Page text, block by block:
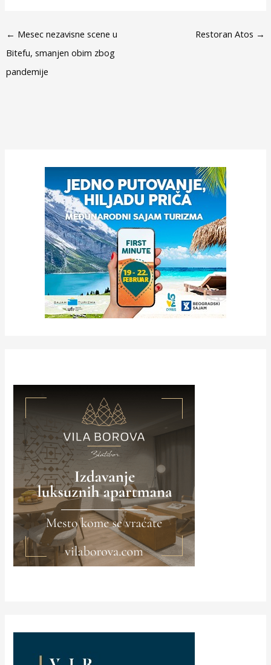
← Mesec nezavisne scene u
Bitefu, smanjen obim zbog
pandemije
Restoran Atos →